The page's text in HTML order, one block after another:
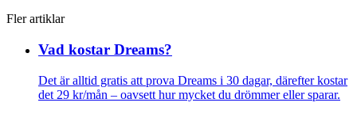
Fler artiklar
Vad kostar Dreams?
Det är alltid gratis att prova Dreams i 30 dagar, därefter kostar
det 29 kr/mån – oavsett hur mycket du drömmer eller sparar.